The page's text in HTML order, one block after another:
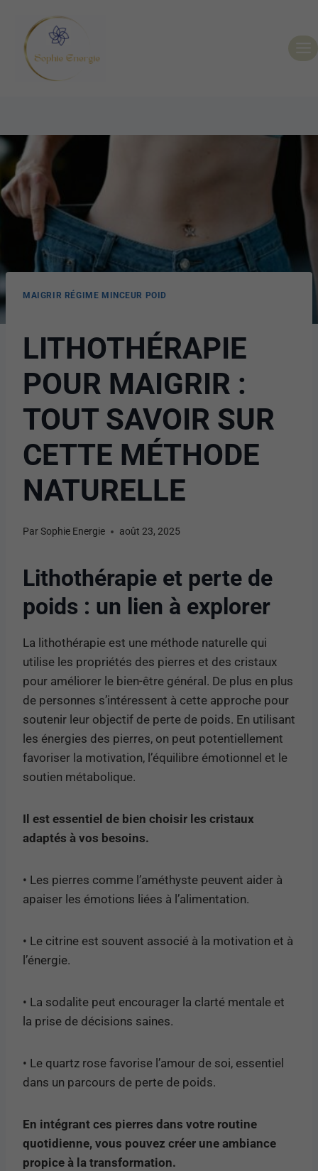
MAIGRIR RÉGIME MINCEUR POID
LITHOTHÉRAPIE
POUR MAIGRIR :
TOUT SAVOIR SUR
CETTE MÉTHODE
NATURELLE
ParSophie Energie août 23, 2025
Lithothérapie et perte de
poids : un lien à explorer
La lithothérapie est une méthode naturelle qui
utilise les propriétés des pierres et des cristaux
pour améliorer le bien-être général. De plus en plus
de personnes s’intéressent à cette approche pour
soutenir leur objectif de perte de poids. En utilisant
les énergies des pierres, on peut potentiellement
favoriser la motivation, l’équilibre émotionnel et le
soutien métabolique.
Il est essentiel de bien choisir les cristaux
adaptés à vos besoins.
• Les pierres comme l’améthyste peuvent aider à
apaiser les émotions liées à l’alimentation.
• Le citrine est souvent associé à la motivation et à
l’énergie.
• La sodalite peut encourager la clarté mentale et
la prise de décisions saines.
• Le quartz rose favorise l’amour de soi, essentiel
dans un parcours de perte de poids.
En intégrant ces pierres dans votre routine
quotidienne, vous pouvez créer une ambiance
propice à la transformation.